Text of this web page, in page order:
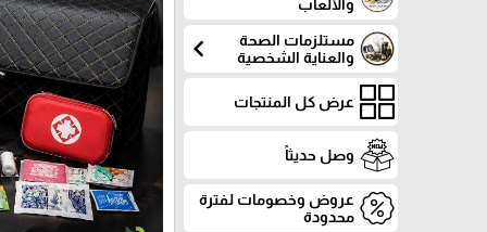
والألعاب
مستلزمات الصحة
والعناية الشخصية
chevron_left
عرض كل المنتجات
وصل حديثاً
عروض وخصومات لفترة
محدودة